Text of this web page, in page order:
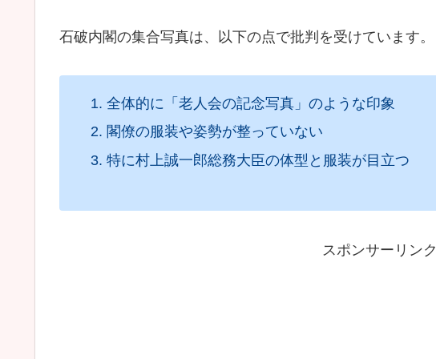
石破内閣の集合写真は、以下の点で批判を受けています。
全体的に「老人会の記念写真」のような印象
閣僚の服装や姿勢が整っていない
特に村上誠一郎総務大臣の体型と服装が目立つ
スポンサーリンク